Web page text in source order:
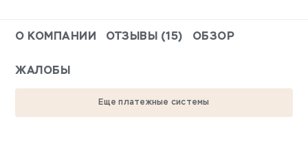
О КОМПАНИИ ОТЗЫВЫ (15) ОБЗОР
ЖАЛОБЫ
Еще платежные системы